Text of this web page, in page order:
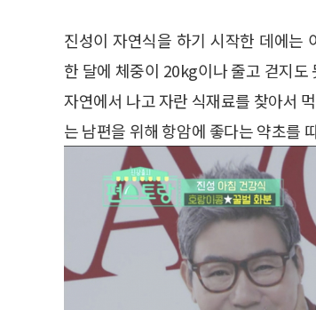
진성이 자연식을 하기 시작한 데에는
한 달에 체중이 20kg이나 줄고 걷지도
자연에서 나고 자란 식재료를 찾아서
는 남편을 위해 항암에 좋다는 약초를